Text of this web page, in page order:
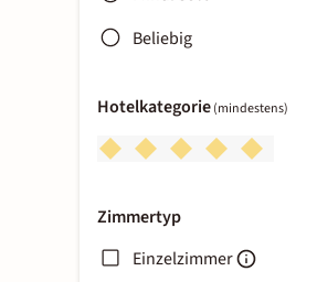
Beliebig
Hotelkategorie(mindestens)
Zimmertyp
Einzelzimmer